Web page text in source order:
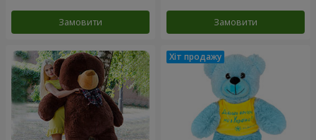
Замовити Замовити